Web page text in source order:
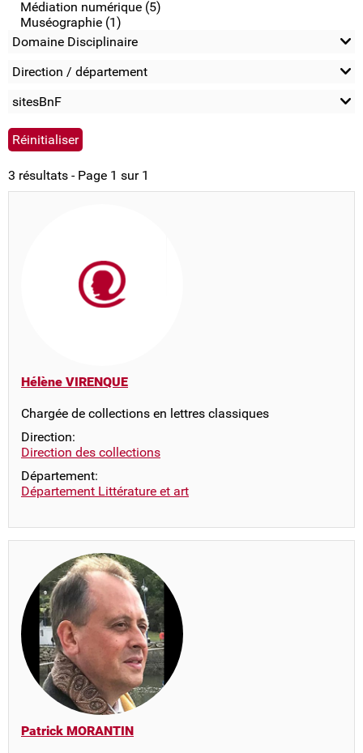
Médiation numérique (5)
Muséographie (1)
Domaine Disciplinaire
Direction / département
sitesBnF
3 résultats - Page 1 sur 1
Hélène VIRENQUE
Chargée de collections en lettres classiques
Direction:
Direction des collections
Département:
Département Littérature et art
Patrick MORANTIN